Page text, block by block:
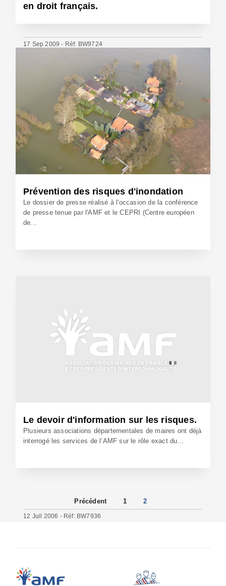
en droit français.
17 Sep 2009 - Réf: BW9724
Prévention des risques d'inondation
Le dossier de presse réalisé à l'occasion de la conférence
de presse tenue par l'AMF et le CEPRI (Centre européen
de...
Le devoir d'information sur les risques.
Plusieurs associations départementales de maires ont déjà
interrogé les services de l’AMF sur le rôle exact du...
12 Juil 2006 - Réf: BW7936
Précédent 1 2